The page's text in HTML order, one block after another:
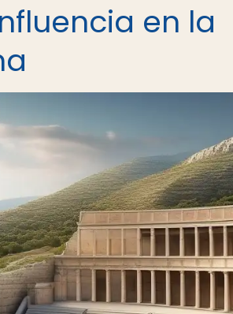
en la